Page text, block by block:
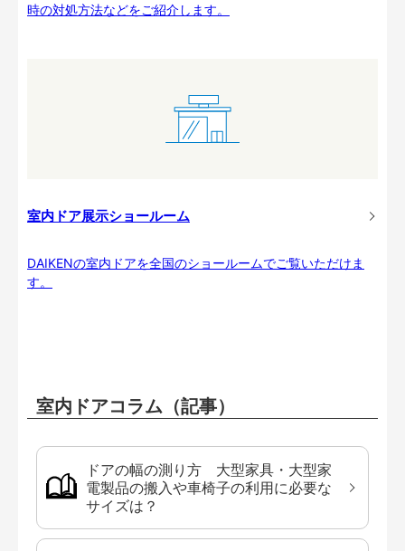
時の対処方法などをご紹介します。
室内ドア展示ショールーム
DAIKENの室内ドアを全国のショールームでご覧いただけま
す。
室内ドアコラム（記事）
ドアの幅の測り方 大型家具・大型家
電製品の搬入や車椅子の利用に必要な
サイズは？